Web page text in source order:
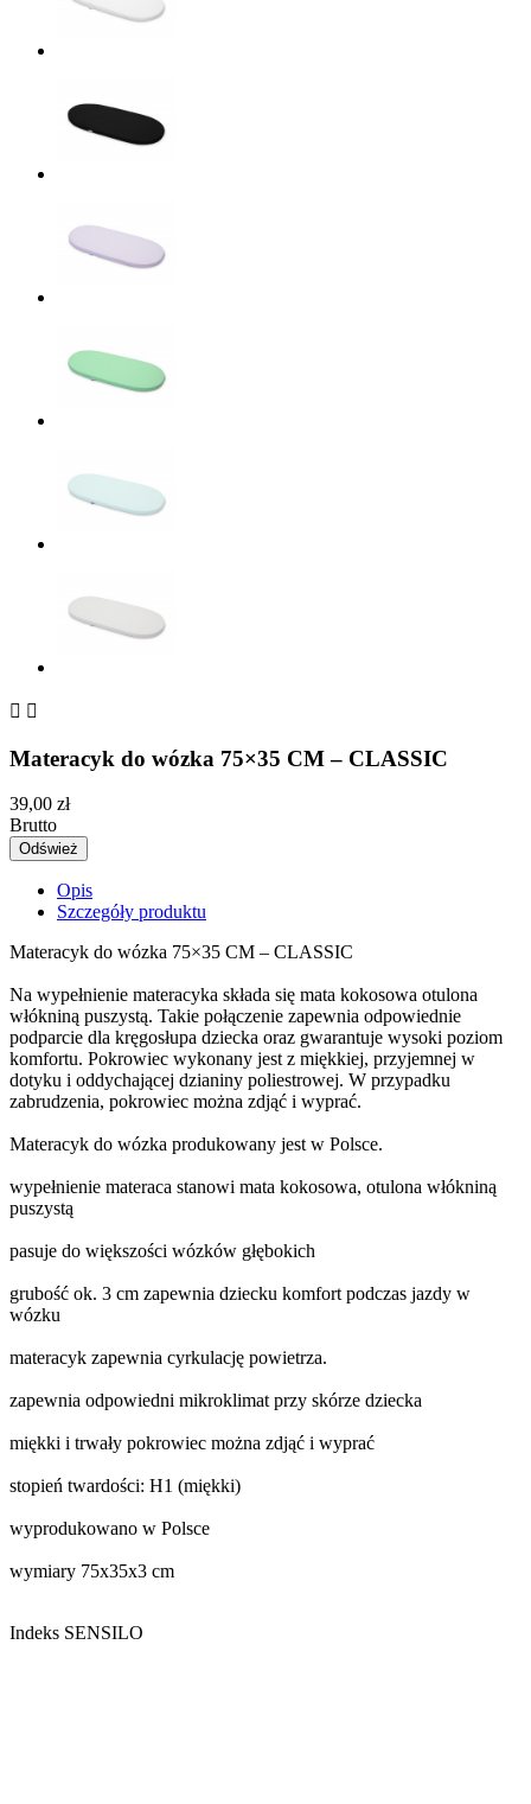
 
Materacyk do wózka 75×35 CM – CLASSIC
39,00 zł
Brutto
Opis
Szczegóły produktu
Materacyk do wózka 75×35 CM – CLASSIC
Na wypełnienie materacyka składa się mata kokosowa otulona
włókniną puszystą. Takie połączenie zapewnia odpowiednie
podparcie dla kręgosłupa dziecka oraz gwarantuje wysoki poziom
komfortu. Pokrowiec wykonany jest z miękkiej, przyjemnej w
dotyku i oddychającej dzianiny poliestrowej. W przypadku
zabrudzenia, pokrowiec można zdjąć i wyprać.
Materacyk do wózka produkowany jest w Polsce.
wypełnienie materaca stanowi mata kokosowa, otulona włókniną
puszystą
pasuje do większości wózków głębokich
grubość ok. 3 cm zapewnia dziecku komfort podczas jazdy w
wózku
materacyk zapewnia cyrkulację powietrza.
zapewnia odpowiedni mikroklimat przy skórze dziecka
miękki i trwały pokrowiec można zdjąć i wyprać
stopień twardości: H1 (miękki)
wyprodukowano w Polsce
wymiary 75x35x3 cm
Indeks SENSILO